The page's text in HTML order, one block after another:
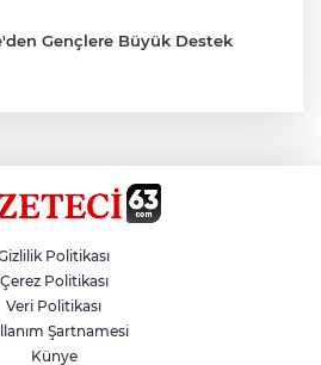
Gençlere Büyük Destek
Başak’tan Ulaşım Çalışması
Bulvarında Asfalt Yenileniyor
Politikası
Çerez Politikası
Veri Politikası
Şartnamesi
Künye